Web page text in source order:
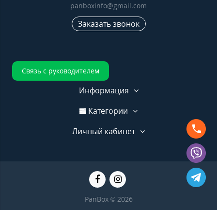
panboxinfo@gmail.com
Заказать звонок
Связь с руководителем
Информация
Категории
Личный кабинет
PanBox © 2026